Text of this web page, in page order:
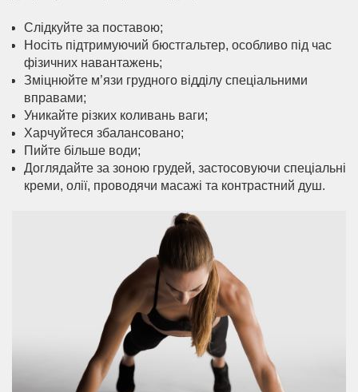
Слідкуйте за поставою;
Носіть підтримуючий бюстгальтер, особливо під час
фізичних навантажень;
Зміцнюйте м’язи грудного відділу спеціальними
вправами;
Уникайте різких коливань ваги;
Харчуйтеся збалансовано;
Пийте більше води;
Доглядайте за зоною грудей, застосовуючи спеціальні
креми, олії, проводячи масажі та контрастний душ.